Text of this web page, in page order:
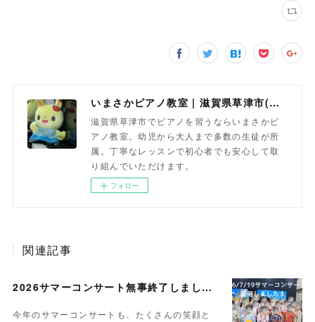
いまさかピアノ教室 | 滋賀県草津市(南草津)のピアノ教室
滋賀県草津市でピアノを習うならいまさかピ
アノ教室。幼児から大人まで多数の生徒が所
属。丁寧なレッスンで初心者でも安心して取
り組んでいただけます。
フォロー
関連記事
2026サマーコンサート無事終了しました。
今年のサマーコンサートも、たくさんの笑顔と